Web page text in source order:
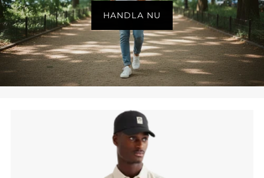
HANDLA NU